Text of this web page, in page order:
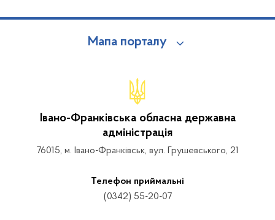
Мапа порталу
Івано-Франківська обласна державна
адміністрація
76015, м. Івано-Франківськ, вул. Грушевського, 21
Телефон приймальні
(0342) 55-20-07